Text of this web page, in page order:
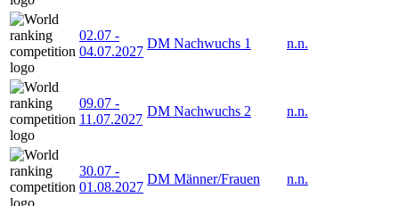
02.07 -
04.07.2027
DM Nachwuchs 1 n.n.
09.07 -
11.07.2027
DM Nachwuchs 2 n.n.
30.07 -
01.08.2027
DM Männer/Frauen n.n.